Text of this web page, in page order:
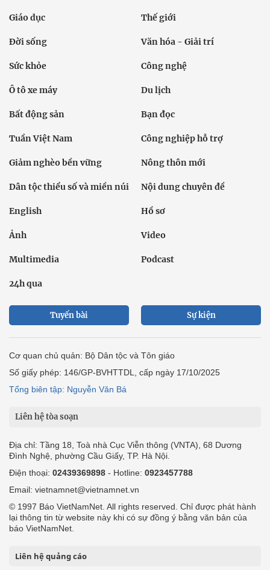
Giáo dục Thế giới
Đời sống Văn hóa - Giải trí
Sức khỏe Công nghệ
Ô tô xe máy Du lịch
Bất động sản Bạn đọc
Tuần Việt Nam Công nghiệp hỗ trợ
Giảm nghèo bền vững Nông thôn mới
Dân tộc thiểu số và miền núi Nội dung chuyên đề
English Hồ sơ
Ảnh Video
Multimedia Podcast
24h qua
Tuyến bài Sự kiện
Cơ quan chủ quản: Bộ Dân tộc và Tôn giáo
Số giấy phép: 146/GP-BVHTTDL, cấp ngày 17/10/2025
Tổng biên tập: Nguyễn Văn Bá
Liên hệ tòa soạn
Địa chỉ: Tầng 18, Toà nhà Cục Viễn thông (VNTA), 68 Dương
Đình Nghệ, phường Cầu Giấy, TP. Hà Nội.
Điện thoại: 02439369898 - Hotline: 0923457788
Email: vietnamnet@vietnamnet.vn
© 1997 Báo VietNamNet. All rights reserved. Chỉ được phát hành
lại thông tin từ website này khi có sự đồng ý bằng văn bản của
báo VietNamNet.
Liên hệ quảng cáo